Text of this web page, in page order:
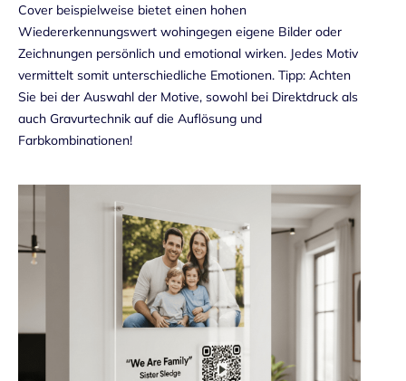
Cover beispielweise bietet einen hohen
Wiedererkennungswert wohingegen eigene Bilder oder
Zeichnungen persönlich und emotional wirken. Jedes Motiv
vermittelt somit unterschiedliche Emotionen. Tipp: Achten
Sie bei der Auswahl der Motive, sowohl bei Direktdruck als
auch Gravurtechnik auf die Auflösung und
Farbkombinationen!